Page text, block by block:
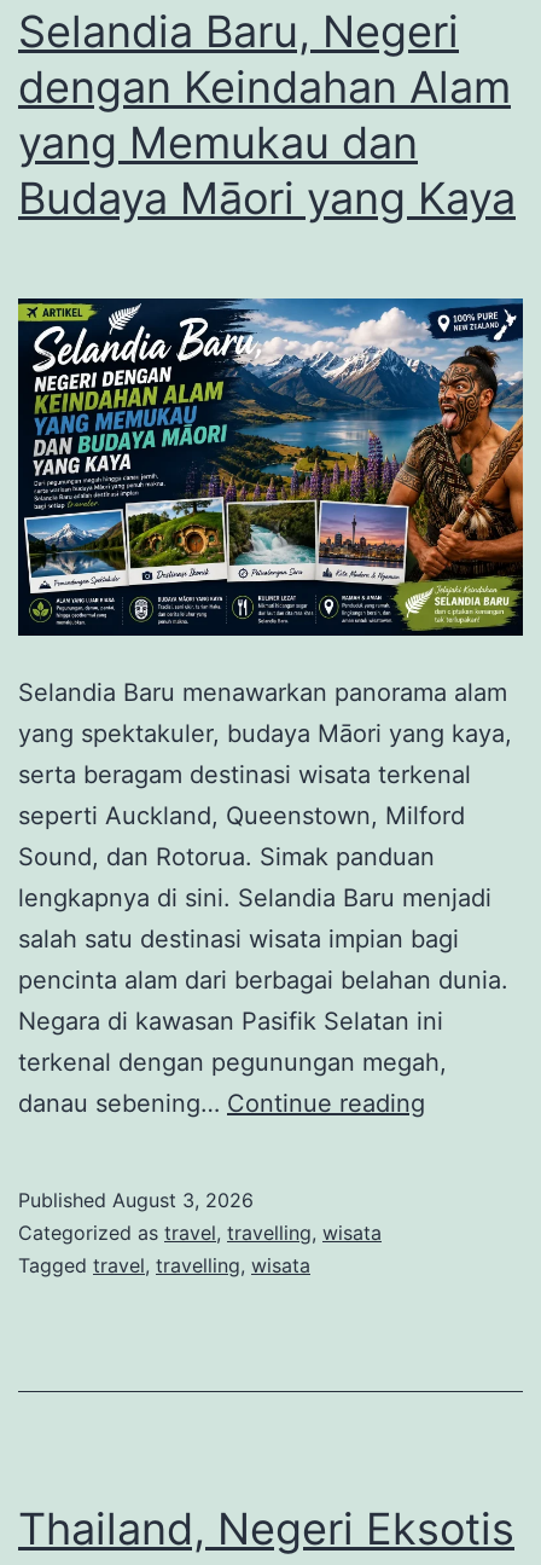
Jepang
Selandia Baru, Negeri
dengan Keindahan Alam
yang Memukau dan
Budaya Māori yang Kaya
Selandia Baru menawarkan panorama alam
yang spektakuler, budaya Māori yang kaya,
serta beragam destinasi wisata terkenal
seperti Auckland, Queenstown, Milford
Sound, dan Rotorua. Simak panduan
lengkapnya di sini. Selandia Baru menjadi
salah satu destinasi wisata impian bagi
pencinta alam dari berbagai belahan dunia.
Negara di kawasan Pasifik Selatan ini
terkenal dengan pegunungan megah,
danau sebening… Continue reading
Memukau
Māori
yang
Published August 3, 2026
Categorized as travel, travelling, wisata
Tagged travel, travelling, wisata
Thailand, Negeri Eksotis